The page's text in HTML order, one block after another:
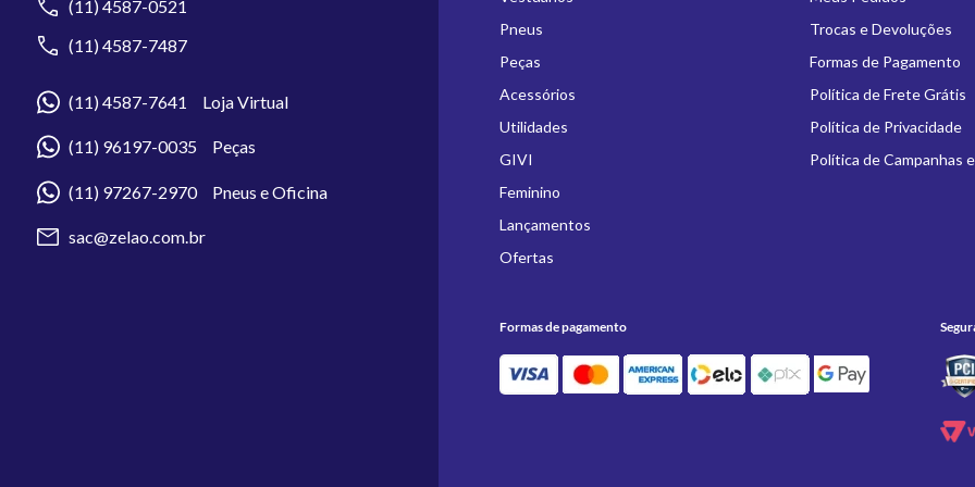
(11) 4587-0521
(11) 4587-7487
(11) 4587-7641 Loja Virtual
(11) 96197-0035 Peças
(11) 97267-2970 Pneus e Oficina
sac@zelao.com.br
Pneus
Peças
Acessórios
Utilidades
GIVI
Feminino
Lançamentos
Ofertas
Trocas e Devoluções
Formas de Pagamento
Política de Frete Grátis
Política de Privacidade
Política de Campanhas
Formas de pagamento